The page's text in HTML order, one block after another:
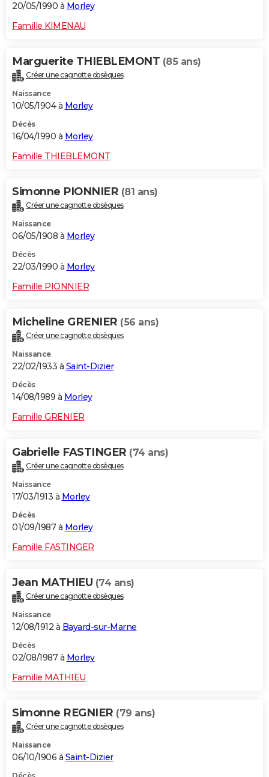
20/05/1990 à Morley
Famille KIMENAU
Marguerite THIEBLEMONT (85 ans)
Créer une cagnotte obsèques
Naissance
10/05/1904 à Morley
Décès
16/04/1990 à Morley
Famille THIEBLEMONT
Simonne PIONNIER (81 ans)
Créer une cagnotte obsèques
Naissance
06/05/1908 à Morley
Décès
22/03/1990 à Morley
Famille PIONNIER
Micheline GRENIER (56 ans)
Créer une cagnotte obsèques
Naissance
22/02/1933 à Saint-Dizier
Décès
14/08/1989 à Morley
Famille GRENIER
Gabrielle FASTINGER (74 ans)
Créer une cagnotte obsèques
Naissance
17/03/1913 à Morley
Décès
01/09/1987 à Morley
Famille FASTINGER
Jean MATHIEU (74 ans)
Créer une cagnotte obsèques
Naissance
12/08/1912 à Bayard-sur-Marne
Décès
02/08/1987 à Morley
Famille MATHIEU
Simonne REGNIER (79 ans)
Créer une cagnotte obsèques
Naissance
06/10/1906 à Saint-Dizier
Décès